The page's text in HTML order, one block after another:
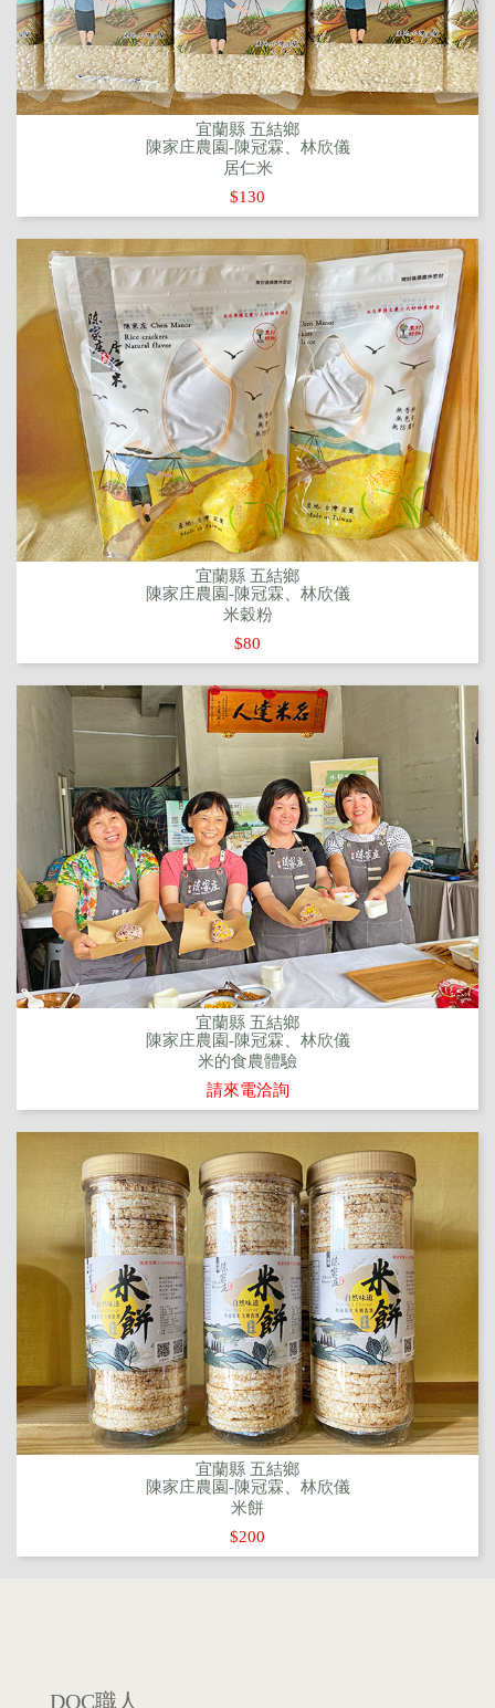
宜蘭縣 五結鄉
陳家庄農園-陳冠霖、林欣儀
居仁米
$130
宜蘭縣 五結鄉
陳家庄農園-陳冠霖、林欣儀
米穀粉
$80
宜蘭縣 五結鄉
陳家庄農園-陳冠霖、林欣儀
米的食農體驗
請來電洽詢
宜蘭縣 五結鄉
陳家庄農園-陳冠霖、林欣儀
米餅
$200
DOC職人